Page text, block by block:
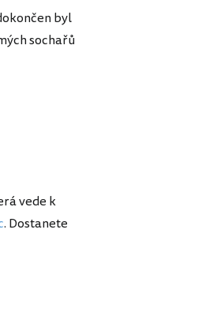
byl
sochařů
vede k
. Dostanete